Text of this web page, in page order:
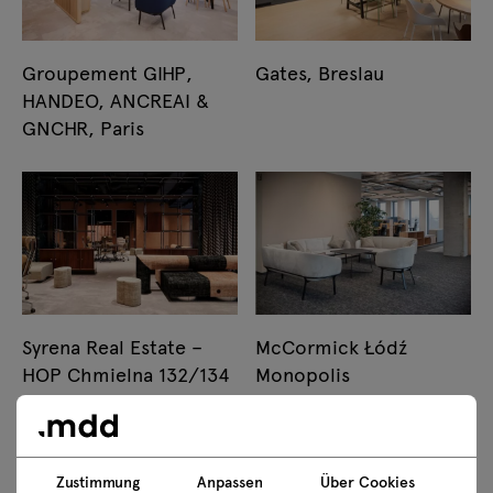
Groupement GIHP,
HANDEO, ANCREAI &
GNCHR, Paris
Gates, Breslau
Syrena Real Estate –
HOP Chmielna 132/134
McCormick Łódź
Monopolis
Zustimmung Anpassen Über Cookies